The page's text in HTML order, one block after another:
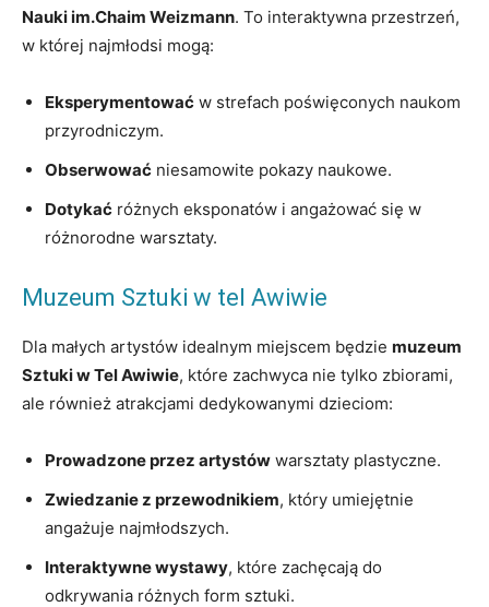
Nauki im.Chaim Weizmann. To interaktywna przestrzeń,
w której najmłodsi mogą:
Eksperymentować w strefach poświęconych naukom
przyrodniczym.
Obserwować niesamowite pokazy naukowe.
Dotykać różnych eksponatów i angażować się w
różnorodne warsztaty.
Muzeum Sztuki w tel Awiwie
Dla małych artystów idealnym miejscem będzie muzeum
Sztuki w Tel Awiwie, które zachwyca nie tylko zbiorami,
ale również atrakcjami dedykowanymi dzieciom:
Prowadzone przez artystów warsztaty plastyczne.
Zwiedzanie z przewodnikiem, który umiejętnie
angażuje najmłodszych.
Interaktywne wystawy, które zachęcają do
odkrywania różnych form sztuki.